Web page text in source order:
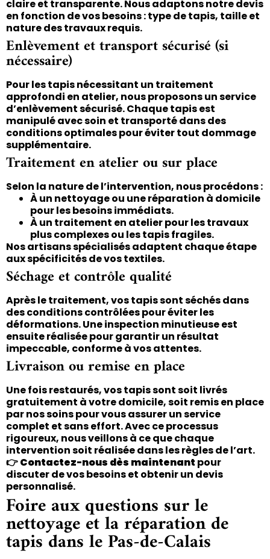
claire et transparente. Nous adaptons notre devis
en fonction de vos besoins : type de tapis, taille et
nature des travaux requis.
Enlèvement et transport sécurisé (si
nécessaire)
Pour les tapis nécessitant un traitement
approfondi en atelier, nous proposons un service
d’enlèvement sécurisé. Chaque tapis est
manipulé avec soin et transporté dans des
conditions optimales pour éviter tout dommage
supplémentaire.
Traitement en atelier ou sur place
Selon la nature de l’intervention, nous procédons :
À un nettoyage ou une réparation à domicile
pour les besoins immédiats.
À un traitement en atelier pour les travaux
plus complexes ou les tapis fragiles.
Nos artisans spécialisés adaptent chaque étape
aux spécificités de vos textiles.
Séchage et contrôle qualité
Après le traitement, vos tapis sont séchés dans
des conditions contrôlées pour éviter les
déformations. Une inspection minutieuse est
ensuite réalisée pour garantir un résultat
impeccable, conforme à vos attentes.
Livraison ou remise en place
Une fois restaurés, vos tapis sont soit livrés
gratuitement à votre domicile, soit remis en place
par nos soins pour vous assurer un service
complet et sans effort. Avec ce processus
rigoureux, nous veillons à ce que chaque
intervention soit réalisée dans les règles de l’art.
👉Contactez-nous dès maintenant pour
discuter de vos besoins et obtenir un devis
personnalisé.
Foire aux questions sur le
nettoyage et la réparation de
tapis dans le Pas-de-Calais